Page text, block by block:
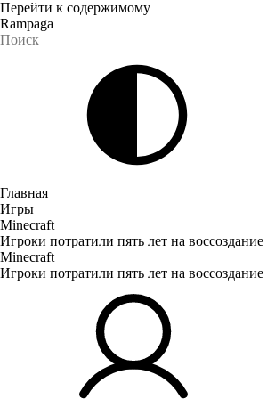
Перейти к содержимому
Rampaga
Главная
Игры
Minecraft
Игроки потратили пять лет на
Minecraft
Игроки потратили пять лет на